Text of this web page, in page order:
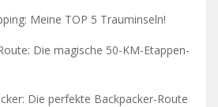
Meine TOP 5 Trauminseln!
Die magische 50-KM-Etappen-
Die perfekte Backpacker-Route